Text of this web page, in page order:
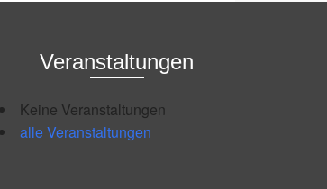
Veranstaltungen
Keine Veranstaltungen
alle Veranstaltungen